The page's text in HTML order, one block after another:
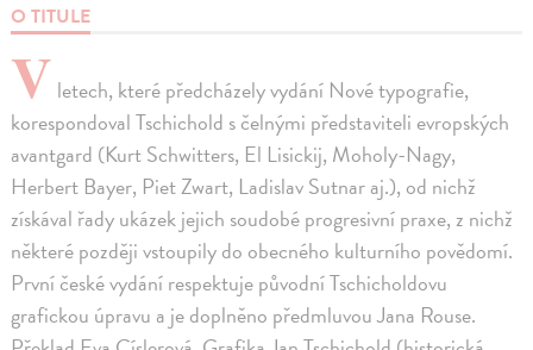
O TITULE
V letech, které předcházely vydání Nové typografie,
korespondoval Tschichold s čelnými představiteli evropských
avantgard (Kurt Schwitters, El Lisickij, Moholy-Nagy,
Herbert Bayer, Piet Zwart, Ladislav Sutnar aj.), od nichž
získával řady ukázek jejich soudobé progresivní praxe, z nichž
některé později vstoupily do obecného kulturního povědomí.
První české vydání respektuje původní Tschicholdovu
grafickou úpravu a je doplněno předmluvou Jana Rouse.